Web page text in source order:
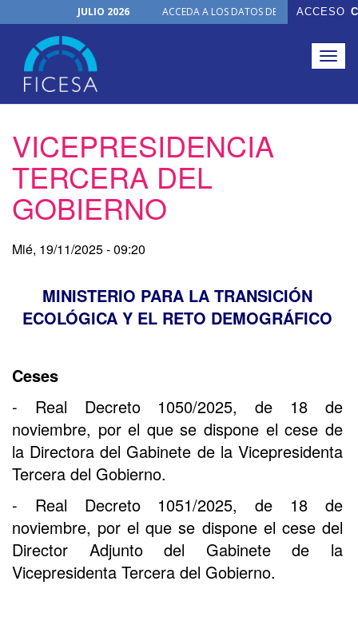
contenido
principal
JULIO 2026 Organización
ACCEDA A LOS DATOS DE TODOS LOS
ACCESO
VICEPRESIDENCIA
TERCERA DEL
GOBIERNO
Mié, 19/11/2025 - 09:20
MINISTERIO PARA LA TRANSICIÓN
ECOLÓGICA Y EL RETO DEMOGRÁFICO
Ceses
- Real Decreto 1050/2025, de 18 de
noviembre, por el que se dispone el cese de
la Directora del Gabinete de la Vicepresidenta
Tercera del Gobierno.
- Real Decreto 1051/2025, de 18 de
noviembre, por el que se dispone el cese del
Director Adjunto del Gabinete de la
Vicepresidenta Tercera del Gobierno.